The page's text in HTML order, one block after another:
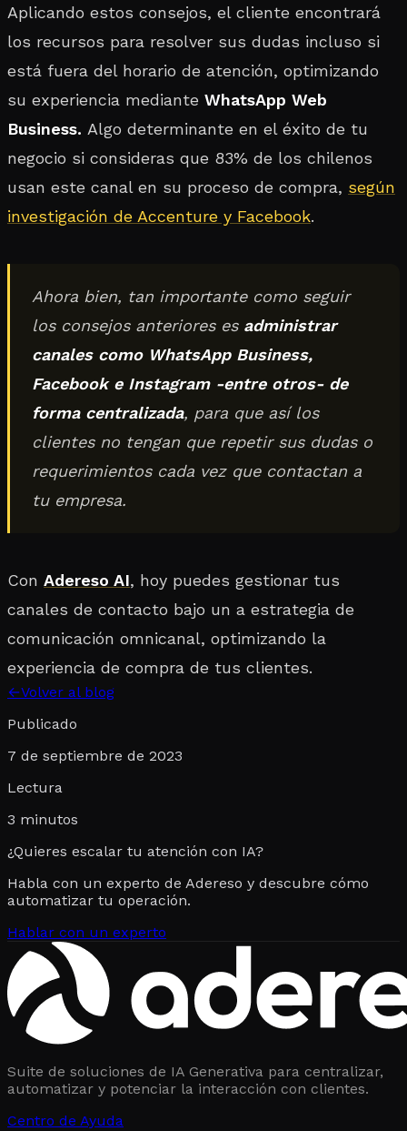
Aplicando estos consejos, el cliente encontrará
los recursos para resolver sus dudas incluso si
está fuera del horario de atención, optimizando
su experiencia mediante WhatsApp Web
Business. Algo determinante en el éxito de tu
negocio si consideras que 83% de los chilenos
usan este canal en su proceso de compra, según
investigación de Accenture y Facebook.
Ahora bien, tan importante como seguir
los consejos anteriores es administrar
canales como WhatsApp Business,
Facebook e Instagram -entre otros- de
forma centralizada, para que así los
clientes no tengan que repetir sus dudas o
requerimientos cada vez que contactan a
tu empresa.
Con Adereso AI, hoy puedes gestionar tus
canales de contacto bajo un a estrategia de
comunicación omnicanal, optimizando la
experiencia de compra de tus clientes.
←Volver al blog
Publicado
7 de septiembre de 2023
Lectura
3 minutos
¿Quieres escalar tu atención con IA?
Habla con un experto de Adereso y descubre cómo
automatizar tu operación.
Hablar con un experto
Suite de soluciones de IA Generativa para centralizar,
automatizar y potenciar la interacción con clientes.
Centro de Ayuda